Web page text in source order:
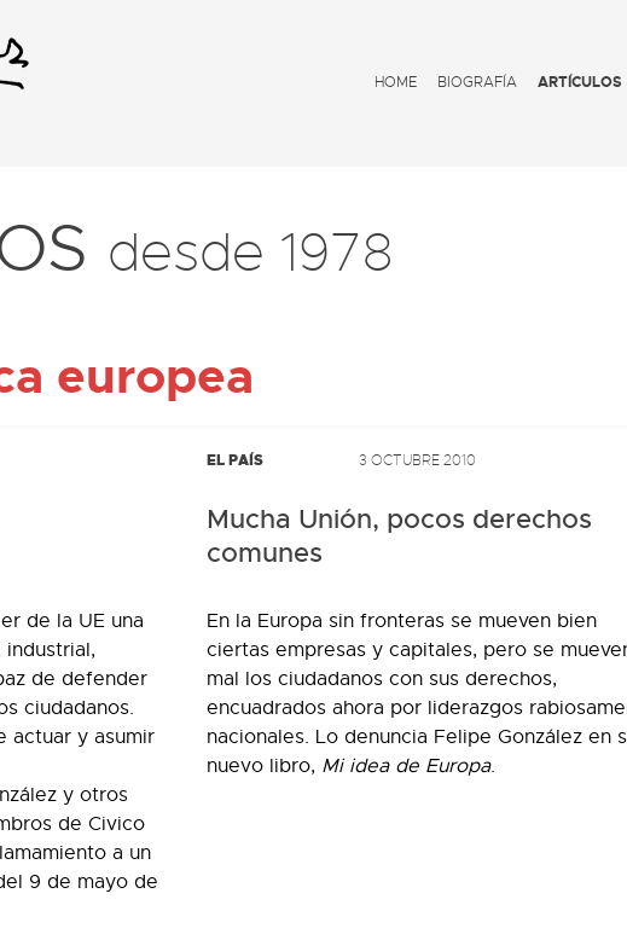
HOME BIOGRAFÍA ARTÍCULOS
desde 1978
europea
de la UE una
de defender
ciudadanos.
actuar y asumir
y otros
de Civico
a un
9 de mayo de
EL PAÍS 3 OCTUBRE 2010
Mucha Unión, pocos derechos
comunes
En la Europa sin fronteras se mueven bien
ciertas empresas y capitales, pero se
mal los ciudadanos con sus derechos,
encuadrados ahora por liderazgos
nacionales. Lo denuncia Felipe González en
nuevo libro, Mi idea de Europa.